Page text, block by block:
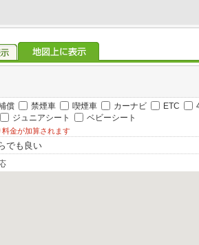
償 禁煙車 喫煙車 カーナビ ETC
ジュニアシート ベビーシート
金が加算されます
でも良い